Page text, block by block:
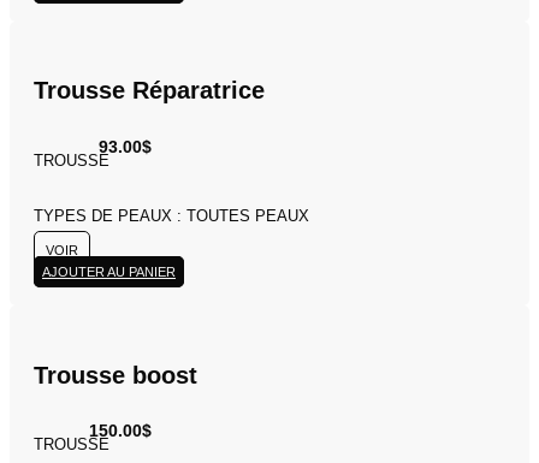
Trousse Réparatrice
93.00$
TROUSSE
TYPES DE PEAUX : TOUTES PEAUX
VOIR
AJOUTER AU PANIER
Trousse boost
150.00$
TROUSSE